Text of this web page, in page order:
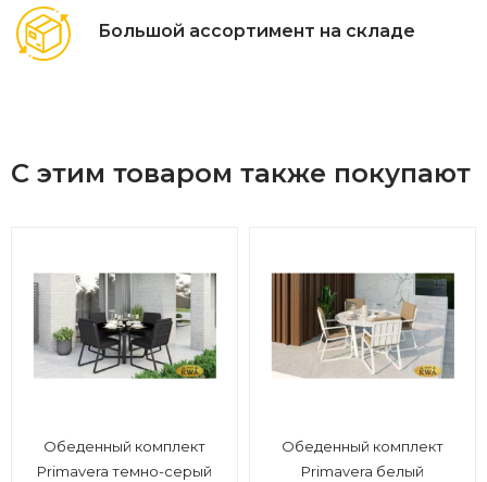
Большой ассортимент на складе
С этим товаром также покупают
Обеденный комплект
Primavera темно-серый
Обеденный комплект
Primavera белый